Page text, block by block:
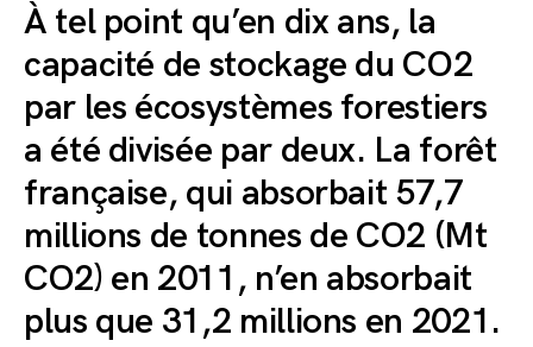
À tel point qu’en dix ans, la
capacité de stockage du CO2
par les écosystèmes forestiers
a été divisée par deux. La forêt
française, qui absorbait 57,7
millions de tonnes de CO2 (Mt
CO2) en 2011, n’en absorbait
plus que 31,2 millions en 2021.